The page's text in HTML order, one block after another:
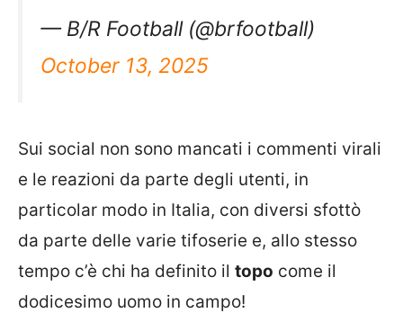
— B/R Football (@brfootball)
October 13, 2025
Sui social non sono mancati i commenti virali
e le reazioni da parte degli utenti, in
particolar modo in Italia, con diversi sfottò
da parte delle varie tifoserie e, allo stesso
tempo c’è chi ha definito il topo come il
dodicesimo uomo in campo!